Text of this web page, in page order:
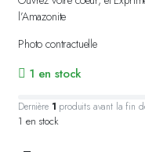
l’Amazonite
Photo contractuelle
1 en stock
Dernière 1 produits avant la fin
1 en stock